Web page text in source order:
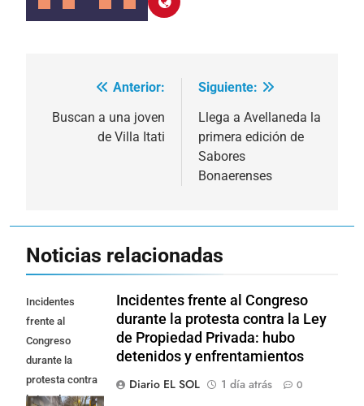
Navegación
de
Anterior:
Buscan a una joven
de Villa Itati
Siguiente:
Llega a Avellaneda la
primera edición de
Sabores
Bonaerenses
Noticias relacionadas
Incidentes
frente al
Congreso
durante la
protesta contra
la Ley de
Incidentes frente al Congreso
durante la protesta contra la Ley
de Propiedad Privada: hubo
detenidos y enfrentamientos
Diario EL SOL
1 día atrás 0